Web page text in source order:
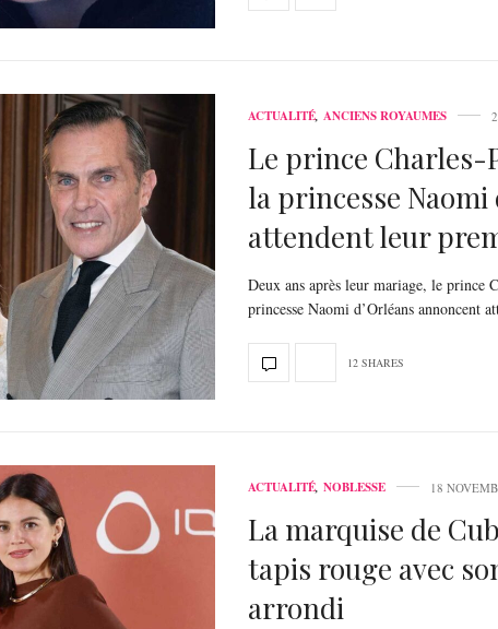
ACTUALITÉ, ANCIENS ROYAUMES
Le prince
la princesse Naomi
attendent leur
Deux ans après leur mariage, le prince
princesse Naomi d’Orléans annoncent
12 SHARES
ACTUALITÉ, NOBLESSE 18
La marquise de
tapis rouge avec
arrondi